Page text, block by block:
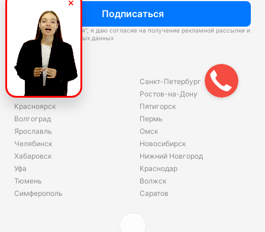
Подписаться
Нажимая “Подписаться”, я даю согласие на получение рекламной рассылки и
обработку персональных данных
Склады
Владивосток
Екатеринбург
Красноярск
Волгоград
Ярославль
Челябинск
Хабаровск
Уфа
Тюмень
Симферополь
Санкт-Петербург
Ростов-на-Дону
Пятигорск
Пермь
Омск
Новосибирск
Нижний Новгород
Краснодар
Волжск
Саратов